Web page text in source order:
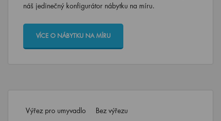
náš jedinečný konfigurátor nábytku na míru.
VÍCE O NÁBYTKU NA MÍRU
Výřez pro umyvadlo
Bez výřezu